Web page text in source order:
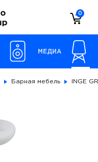
0
МЕДИА
Барная мебель INGE